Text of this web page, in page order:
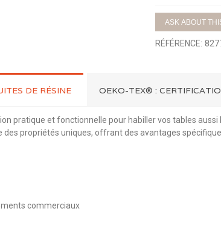
ASK ABOUT
RÉFÉRENCE:
DE RÉSINE OEKO-TEX® :
pratique et fonctionnelle pour habiller vos tables
propriétés uniques, offrant des avantages
commerciaux